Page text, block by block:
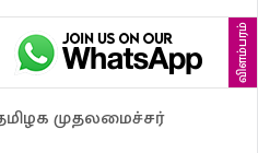
விளம்பரம்
முதலமைச்சர்